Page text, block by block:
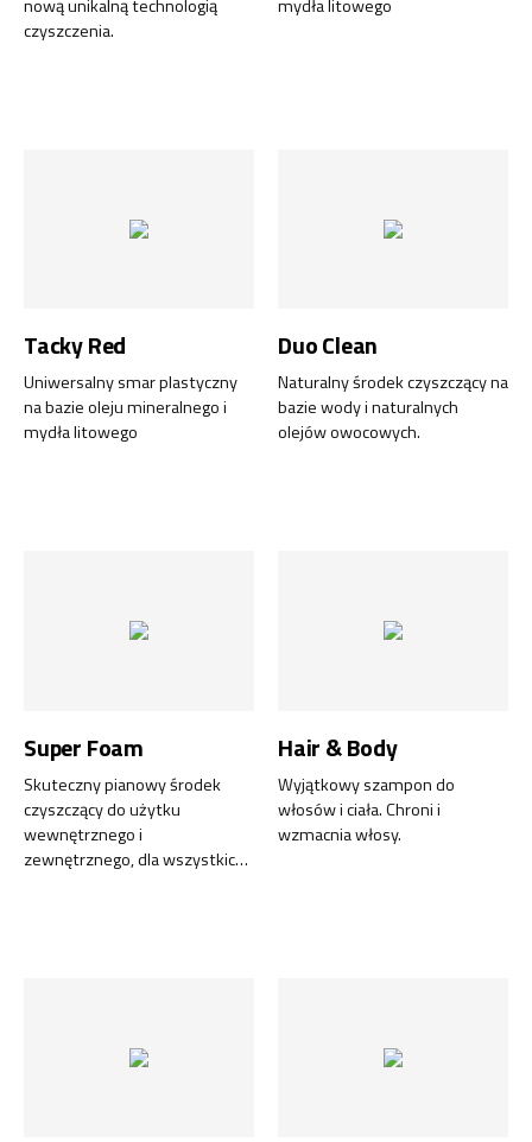
nową unikalną technologią
czyszczenia.
mydła litowego
Tacky Red
Uniwersalny smar plastyczny
na bazie oleju mineralnego i
mydła litowego
Duo Clean
Naturalny środek czyszczący na
bazie wody i naturalnych
olejów owocowych.
Super Foam
Skuteczny pianowy środek
czyszczący do użytku
wewnętrznego i
zewnętrznego, dla wszystkich
Hair & Body
Wyjątkowy szampon do
włosów i ciała. Chroni i
wzmacnia włosy.